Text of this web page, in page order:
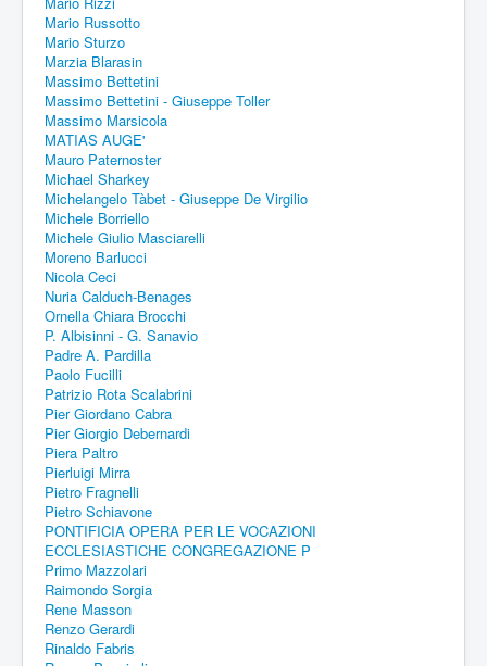
Mario Russotto
Mario Sturzo
Marzia Blarasin
Massimo Bettetini
Massimo Bettetini - Giuseppe Toller
Massimo Marsicola
MATIAS AUGE'
Mauro Paternoster
Michael Sharkey
Michelangelo Tàbet - Giuseppe De Virgilio
Michele Borriello
Michele Giulio Masciarelli
Moreno Barlucci
Nicola Ceci
Nuria Calduch-Benages
Ornella Chiara Brocchi
P. Albisinni - G. Sanavio
Padre A. Pardilla
Paolo Fucilli
Patrizio Rota Scalabrini
Pier Giordano Cabra
Pier Giorgio Debernardi
Piera Paltro
Pierluigi Mirra
Pietro Fragnelli
Pietro Schiavone
PONTIFICIA OPERA PER LE VOCAZIONI
ECCLESIASTICHE CONGREGAZIONE P
Primo Mazzolari
Raimondo Sorgia
Rene Masson
Renzo Gerardi
Rinaldo Fabris